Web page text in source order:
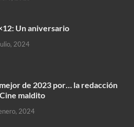
Un aniversario
2024
de 2023 por… la redacción
maldito
2024